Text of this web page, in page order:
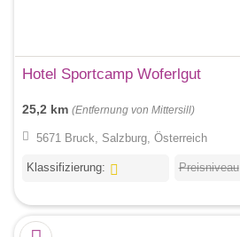
Hotel Sportcamp Woferlgut
25,2 km (Entfernung von Mittersill)
5671 Bruck, Salzburg, Österreich
Klassifizierung: Preisniveau